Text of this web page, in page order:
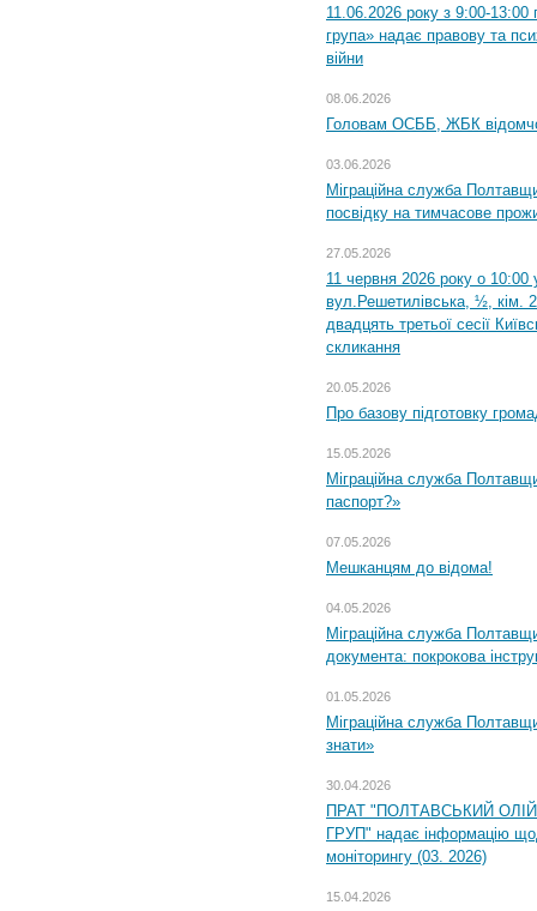
11.06.2026 року з 9:00-13:00
група» надає правову та
війни
08.06.2026
Головам ОСББ, ЖБК
03.06.2026
Міграційна служба
посвідку на тимчасове
27.05.2026
11 червня 2026 року о 10:00
вул.Решетилівська, ½, кім.
двадцять третьої сесії
скликання
20.05.2026
Про базову підготовку
15.05.2026
Міграційна служба
паспорт?»
07.05.2026
Мешканцям до відома!
04.05.2026
Міграційна служба
документа: покрокова
01.05.2026
Міграційна служба
знати»
30.04.2026
ПРАТ "ПОЛТАВСЬКИЙ
ГРУП" надає інформацію
моніторингу (03. 2026)
15.04.2026